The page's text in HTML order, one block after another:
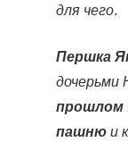
для чего.
Першка
дочерьми
прошлом
пашнюи